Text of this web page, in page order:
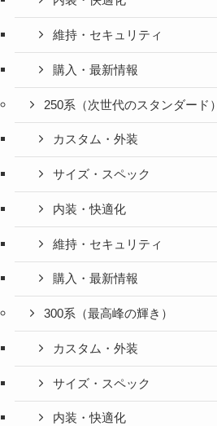
維持・セキュリティ
購入・最新情報
250系（次世代のスタンダード）
カスタム・外装
サイズ・スペック
内装・快適化
維持・セキュリティ
購入・最新情報
300系（最高峰の輝き）
カスタム・外装
サイズ・スペック
内装・快適化